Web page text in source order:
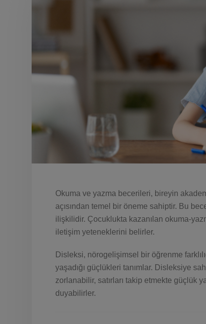
Okuma ve yazma becerileri, bireyin
açısından temel bir öneme sahiptir. Bu
ilişkilidir. Çocuklukta kazanılan okuma-
iletişim yeteneklerini belirler.
Disleksi, nörogelişimsel bir öğrenme
yaşadığı güçlükleri tanımlar. Disleksiye
zorlanabilir, satırları takip etmekte güçlük
duyabilirler.